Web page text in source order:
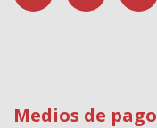
Medios de pago